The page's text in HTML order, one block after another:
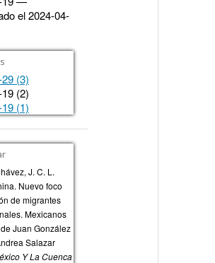
el 2024-04-
(3)
(2)
(1)
J. C. L.
Nuevo foco
de migrantes
Mexicanos
Juan González
Salazar
Y La Cuenca